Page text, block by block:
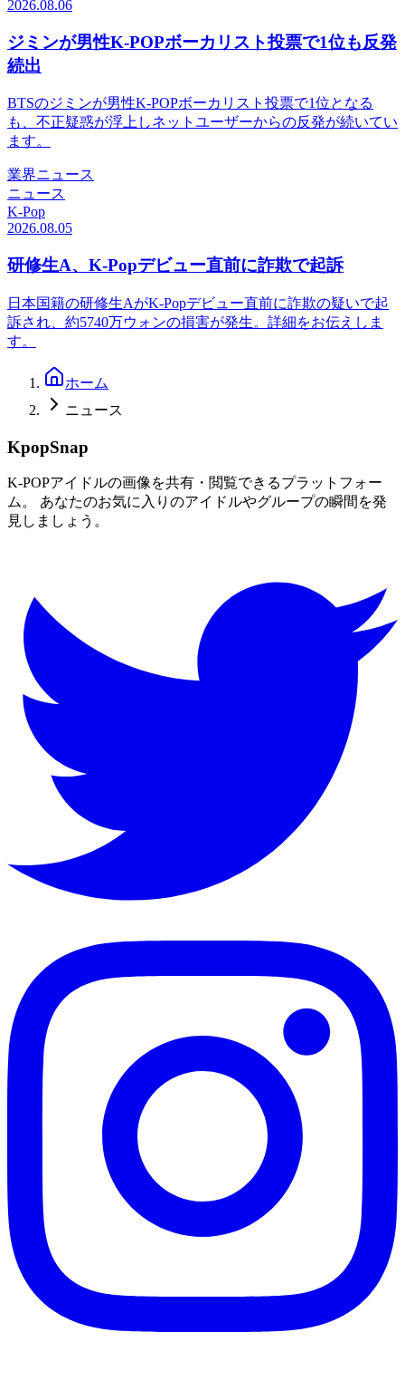
2026.08.06
ジミンが男性K-POPボーカリスト投票で1位も反発
続出
BTSのジミンが男性K-POPボーカリスト投票で1位となる
も、不正疑惑が浮上しネットユーザーからの反発が続いてい
ます。
業界ニュース
ニュース
K-Pop
2026.08.05
研修生A、K-Popデビュー直前に詐欺で起訴
日本国籍の研修生AがK-Popデビュー直前に詐欺の疑いで起
訴され、約5740万ウォンの損害が発生。詳細をお伝えしま
す。
ホーム
ニュース
KpopSnap
K-POPアイドルの画像を共有・閲覧できるプラットフォー
ム。 あなたのお気に入りのアイドルやグループの瞬間を発
見しましょう。